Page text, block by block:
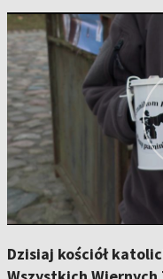
Dzisiaj kościół